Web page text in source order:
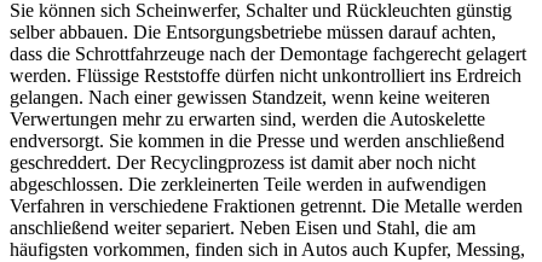
Sie können sich Scheinwerfer, Schalter und Rückleuchten günstig
selber abbauen. Die Entsorgungsbetriebe müssen darauf achten,
dass die Schrottfahrzeuge nach der Demontage fachgerecht gelagert
werden. Flüssige Reststoffe dürfen nicht unkontrolliert ins Erdreich
gelangen. Nach einer gewissen Standzeit, wenn keine weiteren
Verwertungen mehr zu erwarten sind, werden die Autoskelette
endversorgt. Sie kommen in die Presse und werden anschließend
geschreddert. Der Recyclingprozess ist damit aber noch nicht
abgeschlossen. Die zerkleinerten Teile werden in aufwendigen
Verfahren in verschiedene Fraktionen getrennt. Die Metalle werden
anschließend weiter separiert. Neben Eisen und Stahl, die am
häufigsten vorkommen, finden sich in Autos auch Kupfer, Messing,